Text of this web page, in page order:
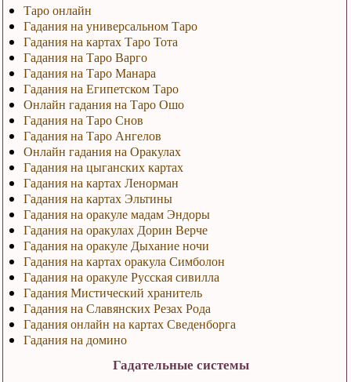
Таро онлайн
Гадания на универсальном Таро
Гадания на картах Таро Тота
Гадания на Таро Варго
Гадания на Таро Манара
Гадания на Египетском Таро
Онлайн гадания на Таро Ошо
Гадания на Таро Снов
Гадания на Таро Ангелов
Онлайн гадания на Оракулах
Гадания на цыганских картах
Гадания на картах Ленорман
Гадания на картах Эльтины
Гадания на оракуле мадам Эндоры
Гадания на оракулах Дорин Верче
Гадания на оракуле Дыхание ночи
Гадания на картах оракула Симболон
Гадания на оракуле Русская сивилла
Гадания Мистический хранитель
Гадания на Славянских Резах Рода
Гадания онлайн на картах Сведенборга
Гадания на домино
Гадательные системы